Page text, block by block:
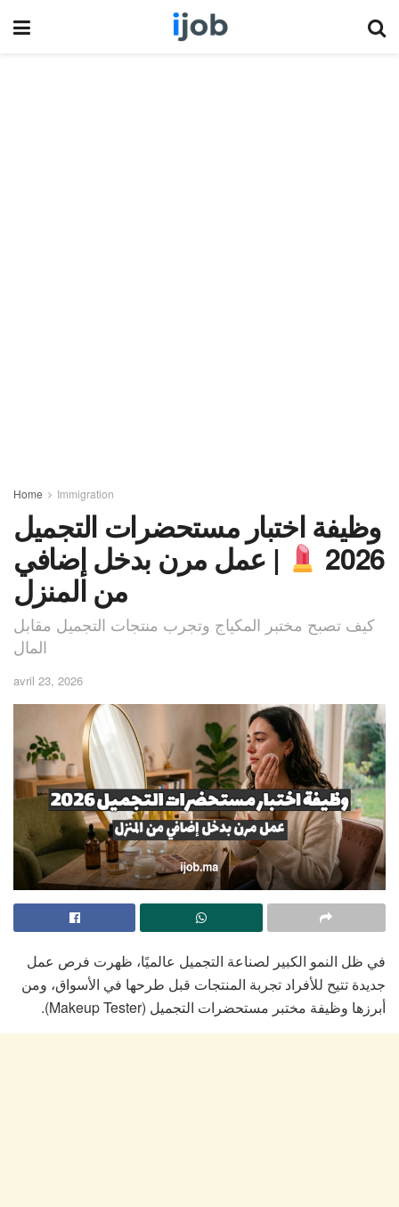
Home Immigration
وظيفة اختبار مستحضرات التجميل
2026 | عمل مرن بدخل إضافي
من المنزل
كيف تصبح مختبر المكياج وتجرب منتجات التجميل مقابل
المال
avril 23, 2026
في ظل النمو الكبير لصناعة التجميل عالميًا، ظهرت فرص عمل
جديدة تتيح للأفراد تجربة المنتجات قبل طرحها في الأسواق، ومن
أبرزها وظيفة مختبر مستحضرات التجميل (Makeup Tester).